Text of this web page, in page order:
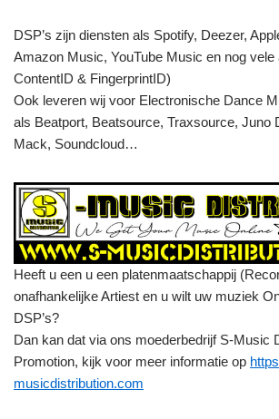
DSP’s zijn diensten als Spotify, Deezer,
Amazon Music, YouTube Music en nog vele
ContentID & FingerprintID)
Ook leveren wij voor Electronische Dance
als Beatport, Beatsource, Traxsource, Juno
Mack, Soundcloud…
Heeft u een u een platenmaatschappij
onafhankelijke Artiest en u wilt uw muziek
DSP’s?
Dan kan dat via ons moederbedrijf S-Music
Promotion, kijk voor meer informatie op
musicdistribution.com